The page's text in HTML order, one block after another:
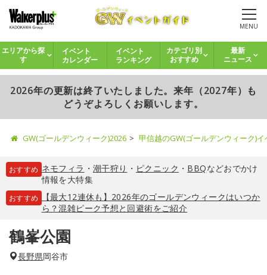
MENU
エリアから探
す
イベント
カレンダー
イベント
ランキング
カテゴリ別
おすすめ
最新
ニュース
2026年の更新は終了いたしました。来年（2027年）も
どうぞよろしくお願いします。
GW(ゴールデンウィーク)2026 甲信越のGW(ゴールデンウィーク)
おすすめ ネモフィラ ・ 潮干狩り ・ ピクニック ・ BBQなどおでかけ
情報を大特集
おすすめ
【最大12連休も】2026年のゴールデンウィークはいつか
ら？混雑ピーク予想と回避術をご紹介
鶴峯公園
長野県岡谷市